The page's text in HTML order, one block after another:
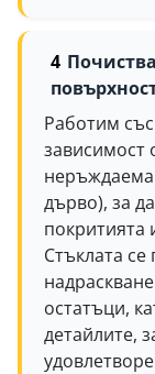
Работим
зависимост
дърво), за
покритията
Стъклата се
остатъци,
детайлите,